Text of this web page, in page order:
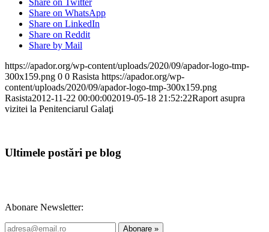
Share on Twitter
Share on WhatsApp
Share on LinkedIn
Share on Reddit
Share by Mail
https://apador.org/wp-content/uploads/2020/09/apador-logo-tmp-
300x159.png 0 0 Rasista https://apador.org/wp-
content/uploads/2020/09/apador-logo-tmp-300x159.png
Rasista2012-11-22 00:00:002019-05-18 21:52:22Raport asupra
vizitei la Penitenciarul Galaţi
Ultimele postări pe blog
Abonare Newsletter: